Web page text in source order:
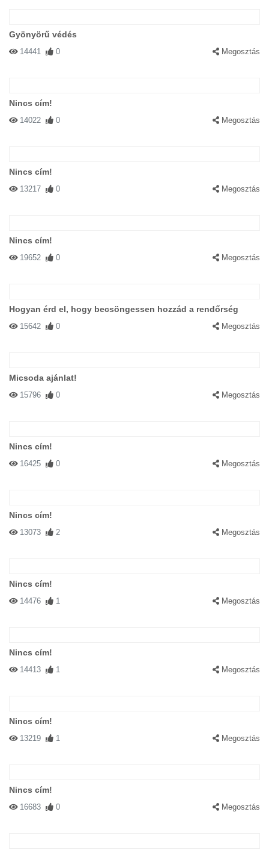
Gyönyörű védés
14441 0 Megosztás
Nincs cím!
14022 0 Megosztás
Nincs cím!
13217 0 Megosztás
Nincs cím!
19652 0 Megosztás
Hogyan érd el, hogy becsöngessen hozzád a rendőrség
15642 0 Megosztás
Micsoda ajánlat!
15796 0 Megosztás
Nincs cím!
16425 0 Megosztás
Nincs cím!
13073 2 Megosztás
Nincs cím!
14476 1 Megosztás
Nincs cím!
14413 1 Megosztás
Nincs cím!
13219 1 Megosztás
Nincs cím!
16683 0 Megosztás